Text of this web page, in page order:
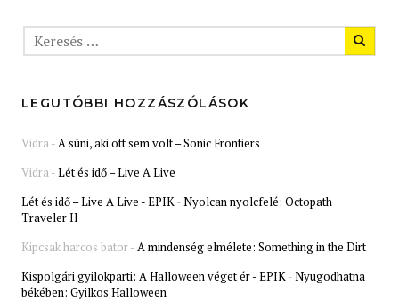
LEGUTÓBBI HOZZÁSZÓLÁSOK
Vidra-A süni, aki ott sem volt – Sonic Frontiers
Vidra-Lét és idő – Live A Live
Lét és idő – Live A Live - EPIK-Nyolcan nyolcfelé: Octopath
Traveler II
Kipcsak harcos bator-A mindenség elmélete: Something in the Dirt
Kispolgári gyilokparti: A Halloween véget ér - EPIK-Nyugodhatna
békében: Gyilkos Halloween